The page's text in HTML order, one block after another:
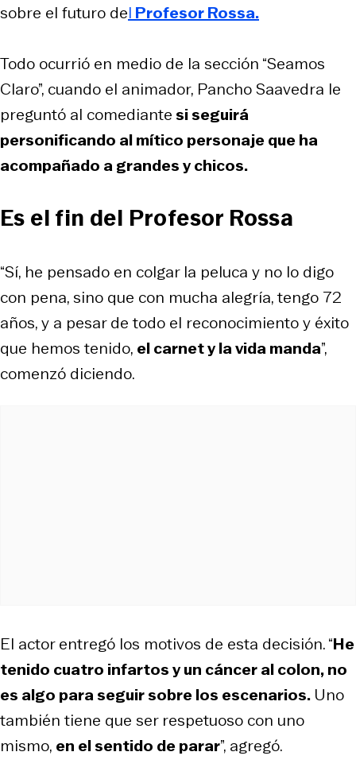
sobre el futuro del Profesor Rossa.
Todo ocurrió en medio de la sección “Seamos
Claro”, cuando el animador, Pancho Saavedra le
preguntó al comediantesi seguirá
personificando al mítico personaje que ha
acompañado a grandes y chicos.
Es el fin del Profesor Rossa
“Sí, he pensado en colgar la peluca y no lo digo
con pena, sino que con mucha alegría, tengo 72
años, y a pesar de todo el reconocimiento y éxito
que hemos tenido, el carnet y la vida manda”,
comenzó diciendo.
El actor entregó los motivos de esta decisión. “He
tenido cuatro infartos y un cáncer al colon, no
es algo para seguir sobre los escenarios. Uno
también tiene que ser respetuoso con uno
mismo, en el sentido de parar”, agregó.